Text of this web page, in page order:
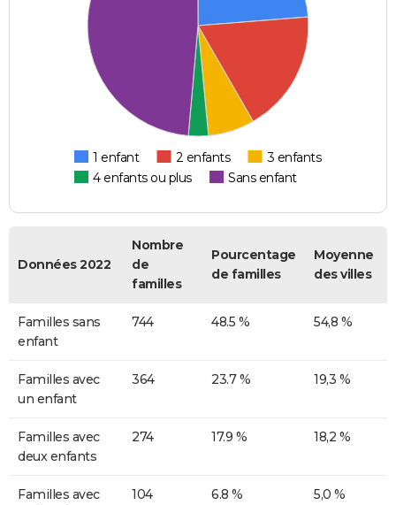
1 enfant 2 enfants
3 enfants
4 enfants ou plus
Sans enfant
Données 2022
Nombre
de
familles
Pourcentage
de familles
Moyenne
des villes
Familles sans
enfant
744 48.5 % 54,8 %
Familles avec
un enfant
364 23.7 % 19,3 %
Familles avec
deux enfants
274 17.9 % 18,2 %
Familles avec
104 6.8 % 5,0 %